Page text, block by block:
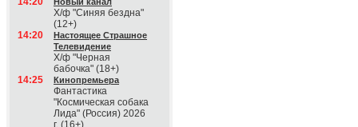
Х/ф "Синяя бездна"
(12+)
14:20
Настоящее Страшное
Телевидение
Х/ф "Черная
бабочка" (18+)
14:25
Кинопремьера
Фантастика
"Космическая собака
Лида" (Россия) 2026
г. (16+)